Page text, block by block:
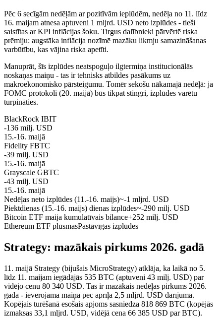
Pēc 6 secīgām nedēļām ar pozitīvām ieplūdēm, nedēļa no 11. līdz
16. maijam atnesa aptuveni 1 mljrd. USD neto izplūdes - tieši
saistītas ar KPI inflācijas šoku. Tirgus dalībnieki pārvērtē riska
prēmiju: augstāka inflācija nozīmē mazāku likmju samazināšanas
varbūtību, kas vājina riska apetīti.
Manuprāt, šīs izplūdes neatspoguļo ilgtermiņa institucionālās
noskaņas maiņu - tas ir tehnisks atbildes pasākums uz
makroekonomisko pārsteigumu. Tomēr sekošu nākamajā nedēļā: ja
FOMC protokoli (20. maijā) būs tikpat stingri, izplūdes varētu
turpināties.
BlackRock IBIT
-136 milj. USD
15.-16. maijā
Fidelity FBTC
-39 milj. USD
15.-16. maijā
Grayscale GBTC
-43 milj. USD
15.-16. maijā
Nedēļas neto izplūdes (11.-16. maijs)~-1 mljrd. USD
Piektdienas (15.-16. maijs) dienas izplūdes~-290 milj. USD
Bitcoin ETF maija kumulatīvais bilance+252 milj. USD
Ethereum ETF plūsmasPastāvīgas izplūdes
Strategy: mazākais pirkums 2026. gadā
11. maijā Strategy (bijušais MicroStrategy) atklāja, ka laikā no 5.
līdz 11. maijam iegādājās 535 BTC (aptuveni 43 milj. USD) par
vidējo cenu 80 340 USD. Tas ir mazākais nedēļas pirkums 2026.
gadā - ievērojama maiņa pēc aprīļa 2,5 mljrd. USD darījuma.
Kopējais turēšanā esošais apjoms sasniedza 818 869 BTC (kopējās
izmaksas 33,1 mljrd. USD, vidējā cena 66 385 USD par BTC).